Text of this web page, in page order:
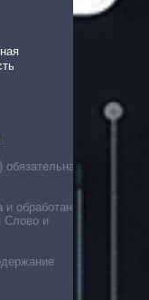
обработана
Слово и